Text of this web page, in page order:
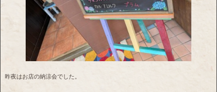
昨夜はお店の納涼会でした。